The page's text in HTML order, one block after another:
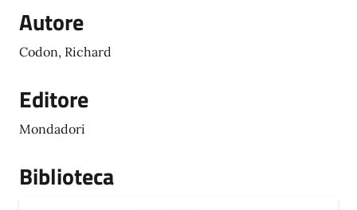
Autore
Codon, Richard
Editore
Mondadori
Biblioteca